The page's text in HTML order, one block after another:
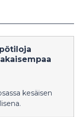
kesäisen